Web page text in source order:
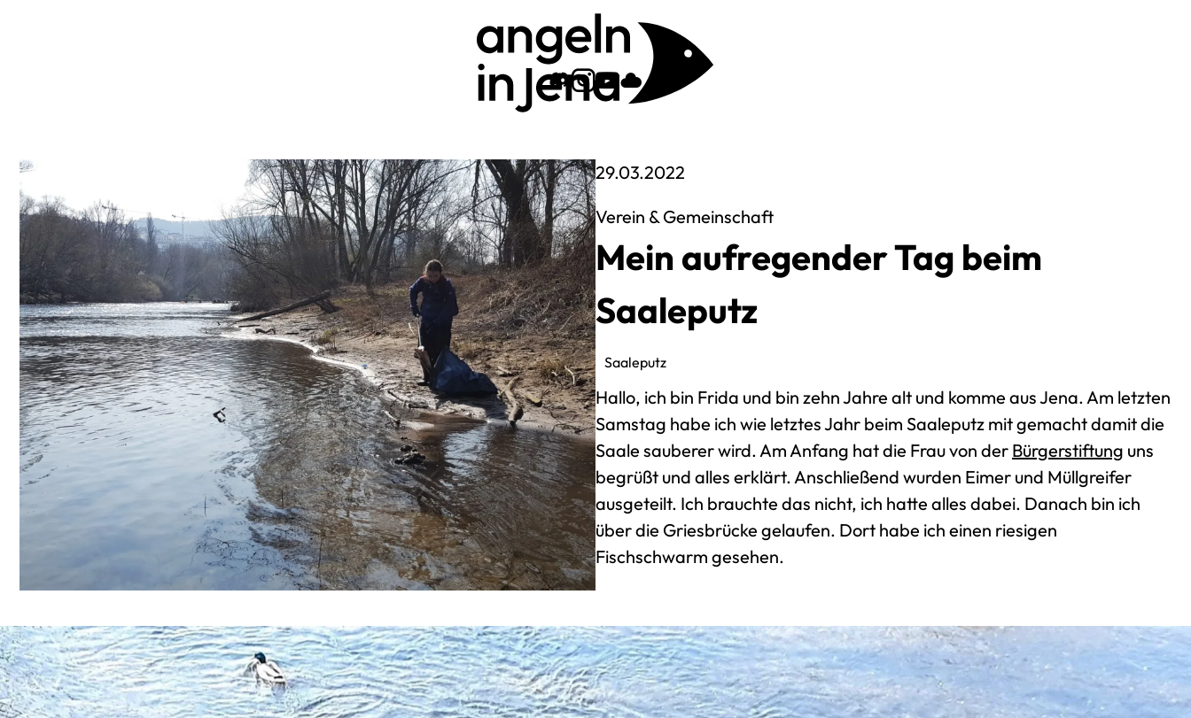
Zum Angeln-In-Jena Discord Server
Zum Angeln-In-Jena Instagram
Zu unserem YouTube-Kanal
Zu unserer Cloud
29.03.2022
Verein & Gemeinschaft
Mein aufregender Tag beim
Saaleputz
Saaleputz
Hallo, ich bin Frida und bin zehn Jahre alt und komme aus Jena. Am letzten
Samstag habe ich wie letztes Jahr beim Saaleputz mit gemacht damit die
Saale sauberer wird. Am Anfang hat die Frau von der Bürgerstiftung uns
begrüßt und alles erklärt. Anschließend wurden Eimer und Müllgreifer
ausgeteilt. Ich brauchte das nicht, ich hatte alles dabei. Danach bin ich
über die Griesbrücke gelaufen. Dort habe ich einen riesigen
Fischschwarm gesehen.